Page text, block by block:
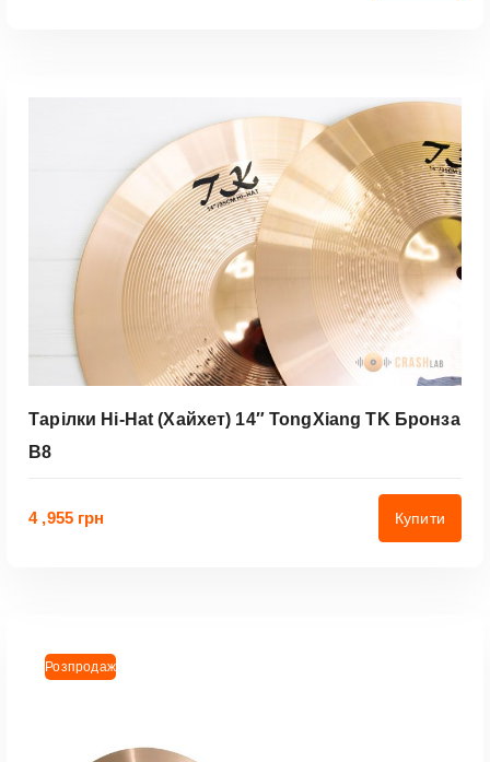
Тарілки Hi-Hat (хайхет) 14″ TongXiang TK Бронза
B8
4 ,955 грн Купити
Розпродаж